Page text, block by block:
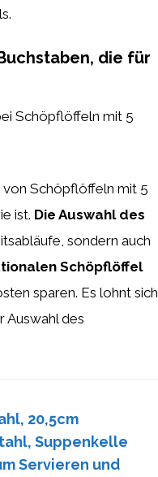
die für
Schöpflöffeln mit 5
von Schöpflöffeln mit 5
ist. Die Auswahl des
sondern auch
Schöpflöffel
sparen. Es lohnt sich
Auswahl des
20,5cm
Suppenkelle
Servieren und